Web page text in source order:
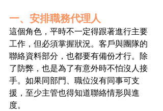
一、安排職務代理人
這個角色，平時不一定得跟著進行主要
工作，但必須掌握狀況。客戶與團隊的
聯絡資料部分，也都要有備份才行。除
了防弊，也是為了有意外時不怕沒人接
手。如果同部門、職位沒有同事可支
援，至少主管也得知道聯絡情形與進
度。